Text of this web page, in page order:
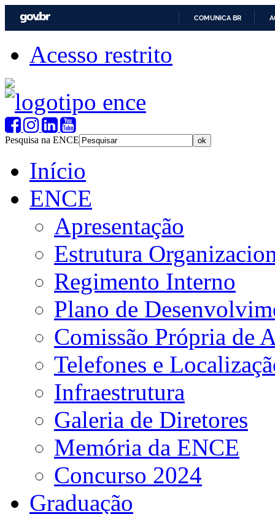
COMUNICA BR
Acesso restrito
Pesquisa na ENCE
Início
ENCE
Apresentação
Estrutura
Regimento Interno
Plano de
Comissão Própria de
Telefones e
Infraestrutura
Galeria de Diretores
Memória da ENCE
Concurso 2024
Graduação